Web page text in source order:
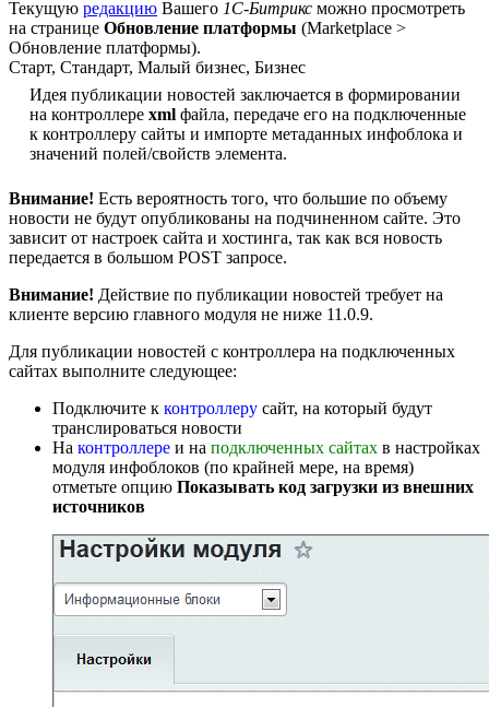
Текущую редакцию Вашего 1С-Битрикс можно просмотреть
на странице Обновление платформы (Marketplace >
Обновление платформы).
Старт, Стандарт, Малый бизнес, Бизнес
Идея публикации новостей заключается в формировании
на контроллере xml файла, передаче его на подключенные
к контроллеру сайты и импорте метаданных инфоблока и
значений полей/свойств элемента.
Внимание! Есть вероятность того, что большие по объему
новости не будут опубликованы на подчиненном сайте. Это
зависит от настроек сайта и хостинга, так как вся новость
передается в большом POST запросе.
Внимание! Действие по публикации новостей требует на
клиенте версию главного модуля не ниже 11.0.9.
Для публикации новостей с контроллера на подключенных
сайтах выполните следующее:
Подключите к контроллеру сайт, на который будут
транслироваться новости
На контроллере и на подключенных сайтах в настройках
модуля инфоблоков (по крайней мере, на время)
отметьте опцию Показывать код загрузки из внешних
источников